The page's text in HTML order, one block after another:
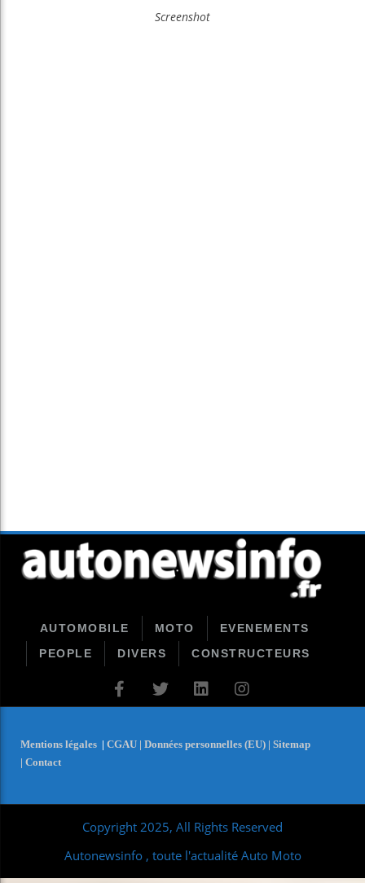
Screenshot
AUTOMOBILE MOTO
EVENEMENTS
PEOPLE
DIVERS CONSTRUCTEURS
Mentions légales | CGAU | Données personnelles (EU) | Sitemap
| Contact
Copyright 2025, All Rights Reserved
Autonewsinfo , toute l'actualité Auto Moto